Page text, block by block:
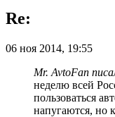
Re:
06 ноя 2014, 19:55
Mr. AvtoFan
неделю всей
пользоваться
напугаются, но